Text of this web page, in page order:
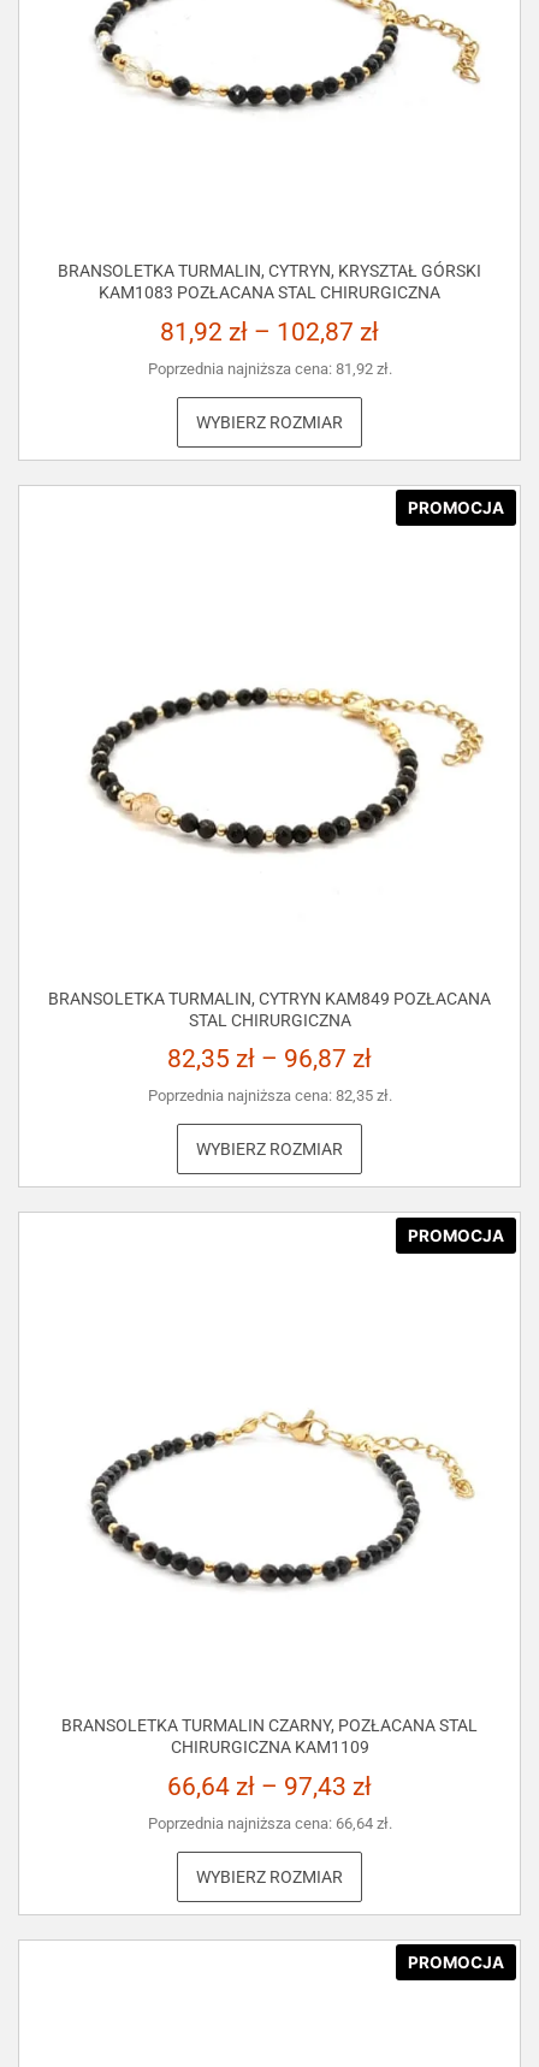
BRANSOLETKA TURMALIN, CYTRYN, KRYSZTAŁ GÓRSKI
KAM1083 POZŁACANA STAL CHIRURGICZNA
81,92 zł – 102,87 zł
Poprzednia najniższa cena: 81,92 zł.
WYBIERZ ROZMIAR
PROMOCJA
BRANSOLETKA TURMALIN, CYTRYN KAM849 POZŁACANA
STAL CHIRURGICZNA
82,35 zł – 96,87 zł
Poprzednia najniższa cena: 82,35 zł.
WYBIERZ ROZMIAR
PROMOCJA
BRANSOLETKA TURMALIN CZARNY, POZŁACANA STAL
CHIRURGICZNA KAM1109
66,64 zł – 97,43 zł
Poprzednia najniższa cena: 66,64 zł.
WYBIERZ ROZMIAR
PROMOCJA